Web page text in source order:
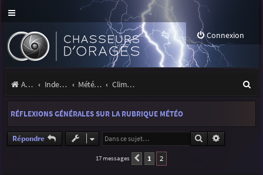
Connexion
Accueil Index du forum Météo et climatologie des orages Climatologie des orages
e
RÉFLEXIONS GÉNÉRALES SUR LA RUBRIQUE MÉTÉO
Répondre Rechercher
17 messages Précédente
1 2